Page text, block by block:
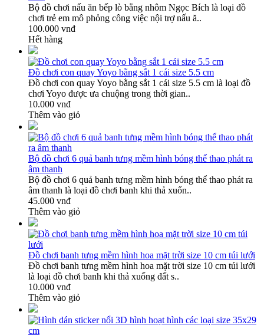
Bộ đồ chơi nấu ăn bếp lò bằng nhôm Ngọc Bích là loại đồ
chơi trẻ em mô phỏng công việc nội trợ nấu ă..
100.000 vnđ
Hết hàng
Đồ chơi con quay Yoyo bằng sắt 1 cái size 5.5 cm
Đồ chơi con quay Yoyo bằng sắt 1 cái size 5.5 cm là loại đồ
chơi Yoyo được ưa chuộng trong thời gian..
10.000 vnđ
Thêm vào giỏ
Bộ đồ chơi 6 quả banh tưng mềm hình bóng thể thao phát ra
âm thanh
Bộ đồ chơi 6 quả banh tưng mềm hình bóng thể thao phát ra
âm thanh là loại đồ chơi banh khi thả xuốn..
45.000 vnđ
Thêm vào giỏ
Đồ chơi banh tưng mềm hình hoa mặt trời size 10 cm túi lưới
Đồ chơi banh tưng mềm hình hoa mặt trời size 10 cm túi lưới
là loại đồ chơi banh khi thả xuống đất s..
10.000 vnđ
Thêm vào giỏ